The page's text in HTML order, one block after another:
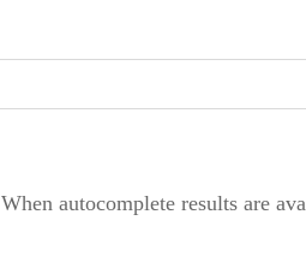
When autocomplete results are